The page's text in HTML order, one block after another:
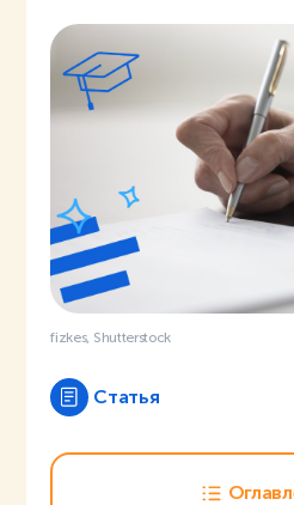
fizkes, Shutterstock
Статья